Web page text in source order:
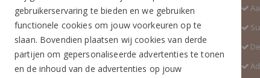
Industrieweg 3 GH
5688 DP Oirschot
Telefoon:
+31 (0)499 377 311
WhatsApp:
gebruikerservaring te bieden en we gebruiken
functionele cookies om jouw voorkeuren op te
slaan. Bovendien plaatsen wij cookies van derde
partijen om gepersonaliseerde advertenties te tonen
en de inhoud van de advertenties op jouw